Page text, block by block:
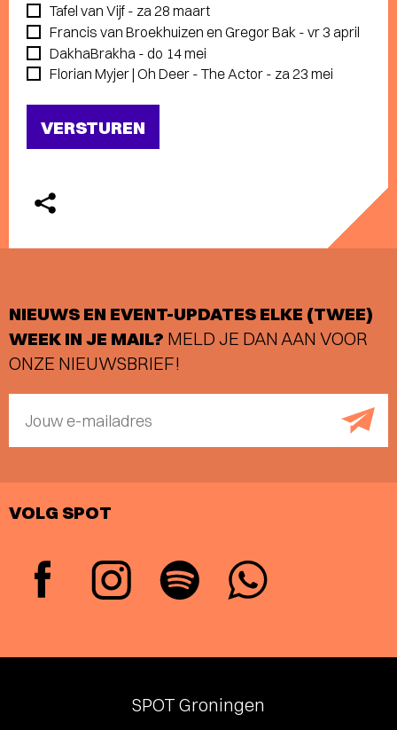
Tafel van Vijf - za 28 maart
Francis van Broekhuizen en Gregor Bak - vr 3 april
DakhaBrakha - do 14 mei
Florian Myjer | Oh Deer - The Actor - za 23 mei
NIEUWS EN EVENT-UPDATES ELKE (TWEE)
WEEK IN JE MAIL? MELD JE DAN AAN VOOR
ONZE NIEUWSBRIEF!
Jouw e-mailadres
VOLG SPOT
SPOT Groningen